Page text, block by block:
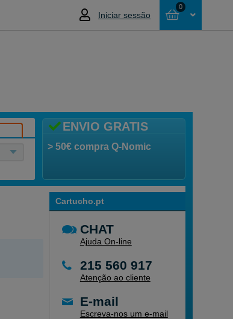
Iniciar sessão
0
ENVIO GRATIS
> 50€ compra Q-Nomic
Cartucho.pt
CHAT
Ajuda On-line
215 560 917
Atenção ao cliente
E-mail
Escreva-nos um e-mail